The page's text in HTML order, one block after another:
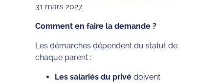
31 mars 2027.
Comment en faire la demande ?
Les démarches dépendent du statut de
chaque parent :
Les salariés du privé doivent